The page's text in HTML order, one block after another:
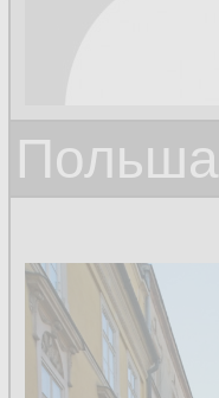
Польша